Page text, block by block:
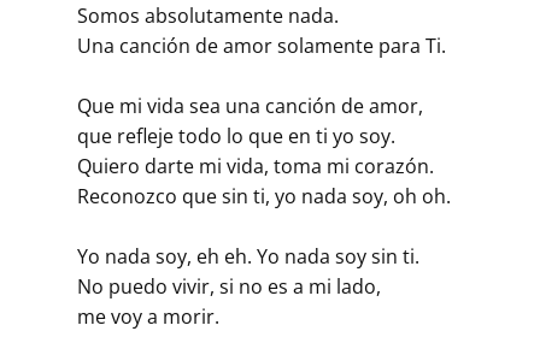
Somos absolutamente nada.
Una canción de amor solamente para Ti.
Que mi vida sea una canción de amor,
que refleje todo lo que en ti yo soy.
Quiero darte mi vida, toma mi corazón.
Reconozco que sin ti, yo nada soy, oh oh.
Yo nada soy, eh eh. Yo nada soy sin ti.
No puedo vivir, si no es a mi lado,
me voy a morir.